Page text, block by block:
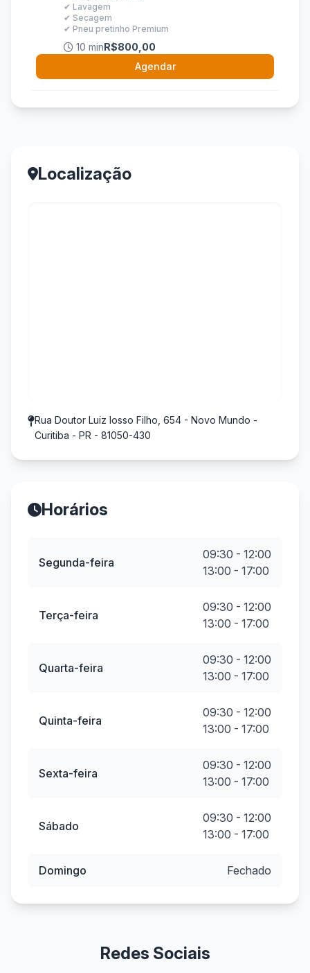
✔ Lavagem
✔ Secagem
✔ Pneu pretinho Premium
10 minR$800,00
Agendar
Localização
Rua Doutor Luiz losso Filho, 654 - Novo Mundo -
Curitiba - PR - 81050-430
Horários
Segunda-feira
09:30 - 12:00
13:00 - 17:00
Terça-feira
09:30 - 12:00
13:00 - 17:00
Quarta-feira
09:30 - 12:00
13:00 - 17:00
Quinta-feira
09:30 - 12:00
13:00 - 17:00
Sexta-feira
09:30 - 12:00
13:00 - 17:00
Sábado
09:30 - 12:00
13:00 - 17:00
Domingo Fechado
Redes Sociais